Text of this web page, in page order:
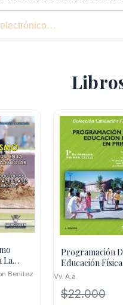
La
Benitez
Programación
Educación
Primaria 1
Vv. A.a.
$22.000